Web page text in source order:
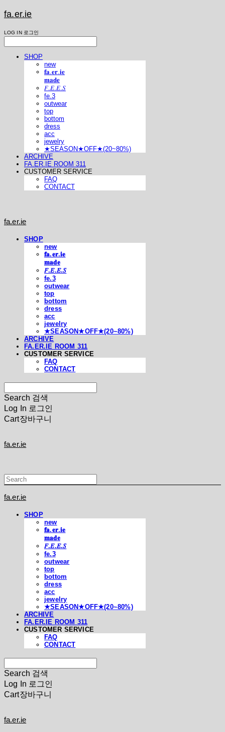
fa.er.ie
LOG IN 로그인
SHOP
new
𝐟𝐚.𝐞𝐫.𝐢𝐞
𝐦𝐚𝐝𝐞
𝐹.𝐸.𝐸.𝑆
fe.3
outwear
top
bottom
dress
acc
jewelry
★SEASON★OFF★(20~80%)
ARCHIVE
FA.ER.IE ROOM 311
CUSTOMER SERVICE
FAQ
CONTACT
fa.er.ie
SHOP
new
𝐟𝐚.𝐞𝐫.𝐢𝐞
𝐦𝐚𝐝𝐞
𝐹.𝐸.𝐸.𝑆
fe.3
outwear
top
bottom
dress
acc
jewelry
★SEASON★OFF★(20~80%)
ARCHIVE
FA.ER.IE ROOM 311
CUSTOMER SERVICE
FAQ
CONTACT
Search 검색
Log In 로그인
Cart장바구니
fa.er.ie
fa.er.ie
SHOP
new
𝐟𝐚.𝐞𝐫.𝐢𝐞
𝐦𝐚𝐝𝐞
𝐹.𝐸.𝐸.𝑆
fe.3
outwear
top
bottom
dress
acc
jewelry
★SEASON★OFF★(20~80%)
ARCHIVE
FA.ER.IE ROOM 311
CUSTOMER SERVICE
FAQ
CONTACT
Search 검색
Log In 로그인
Cart장바구니
fa.er.ie